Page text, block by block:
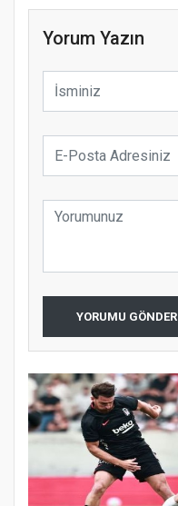
Yorum Yazın
YORUMU GÖNDER